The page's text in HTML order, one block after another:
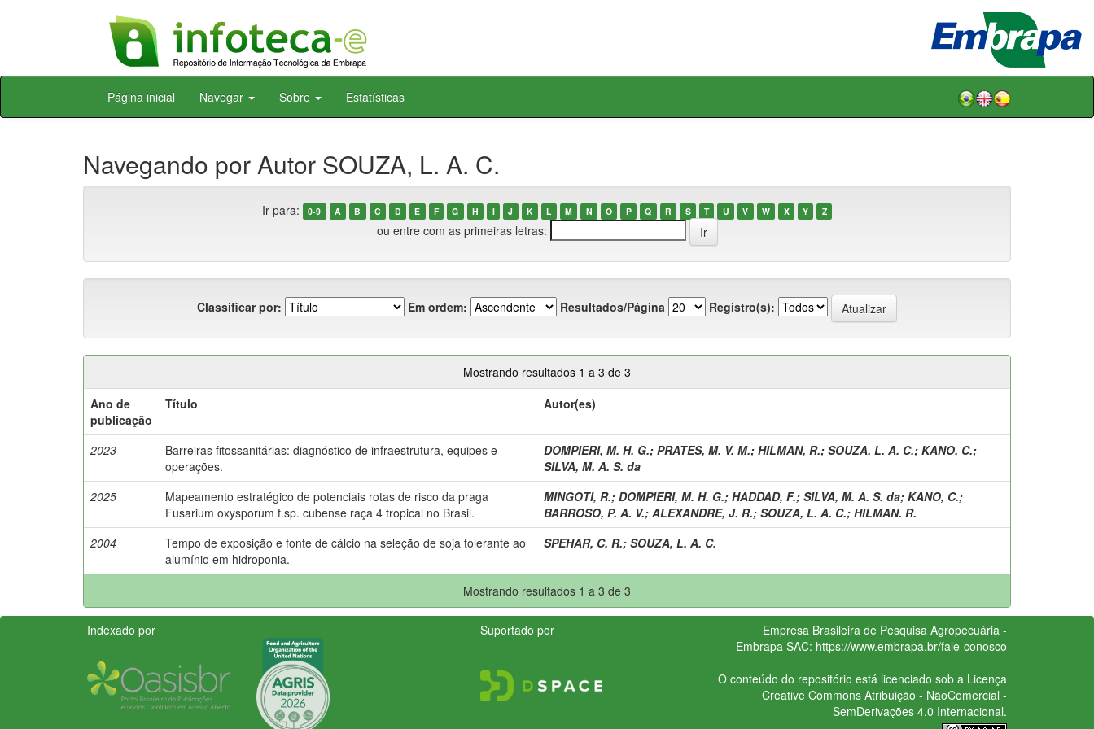
Skip
Página inicial Navegar Sobre Estatísticas
Navegando por Autor SOUZA, L. A. C.
Ir para: 0-9 A B C D E F G H I J K L M N O P Q R S T U V W X Y Z
ou entre com as primeiras letras:
Classificar por: Em ordem: Resultados/Página Registro(s):
Mostrando resultados 1 a 3 de 3
Ano de
publicação
Título Autor(es)
2023
Barreiras fitossanitárias: diagnóstico de infraestrutura, equipes e
operações.
DOMPIERI, M. H. G.; PRATES, M. V. M.; HILMAN, R.; SOUZA, L. A. C.; KANO, C.;
SILVA, M. A. S. da
2025
Mapeamento estratégico de potenciais rotas de risco da praga
Fusarium oxysporum f.sp. cubense raça 4 tropical no Brasil.
MINGOTI, R.; DOMPIERI, M. H. G.; HADDAD, F.; SILVA, M. A. S. da; KANO, C.;
BARROSO, P. A. V.; ALEXANDRE, J. R.; SOUZA, L. A. C.; HILMAN. R.
2004
Tempo de exposição e fonte de cálcio na seleção de soja tolerante ao
alumínio em hidroponia.
SPEHAR, C. R.; SOUZA, L. A. C.
Mostrando resultados 1 a 3 de 3
Indexado por Suportado por
Empresa Brasileira de Pesquisa Agropecuária -
Embrapa SAC: https://www.embrapa.br/fale-conosco
O conteúdo do repositório está licenciado sob a Licença
Creative CommonsAtribuição - NãoComercial -
SemDerivações 4.0 Internacional.